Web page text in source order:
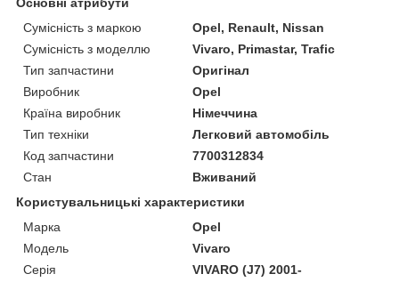
Сумісність з маркою
Opel, Renault, Nissan
Сумісність з моделлю
Vivaro, Primastar, Trafic
Тип запчастини
Оригінал
Виробник
Opel
Країна виробник
Німеччина
Тип техніки
Легковий автомобіль
Код запчастини
7700312834
Стан
Вживаний
Користувальницькі характеристики
Марка
Opel
Модель
Vivaro
Серія
VIVARO (J7) 2001-